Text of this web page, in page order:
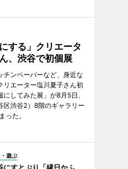
する」クリエータ
、渋谷で初個展
チンペーパーなど、身近な
リエーター塩川夏子さん初
してみた展」が8月5日、
区渋谷2）8階のギャラリー
った。
遊ぶ
にすとぷり「縁日かふ